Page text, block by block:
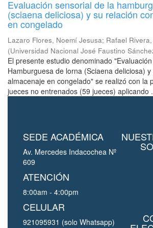
Evaluación sensorial de la
(sciaena deliciosa) y su relación
en congelado
Lazaro Flores, Noemí Jesusa; Rafael
(Universidad Nacional José Faustino
El presente estudio denominado
Hamburguesa de lorna (Sciaena deliciosa)
almacenaje en congelado" se realizó con la
jueces no entrenados (59 jueces) aplicando
SEDE ACADÉMICA
Av. Mercedes Indacochea Nº
609
ATENCIÓN
8:00am - 4:00pm
CELULAR
921095931 (solo Whatsapp)